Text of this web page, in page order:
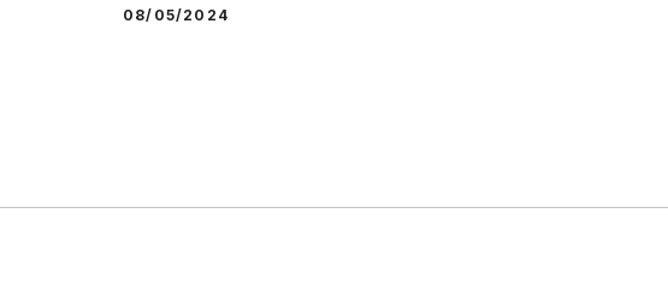
08/05/2024